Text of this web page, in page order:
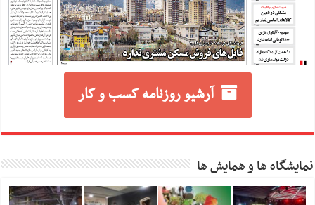
آرشیو روزنامه کسب و کار
نمایشگاه ها و همایش ها